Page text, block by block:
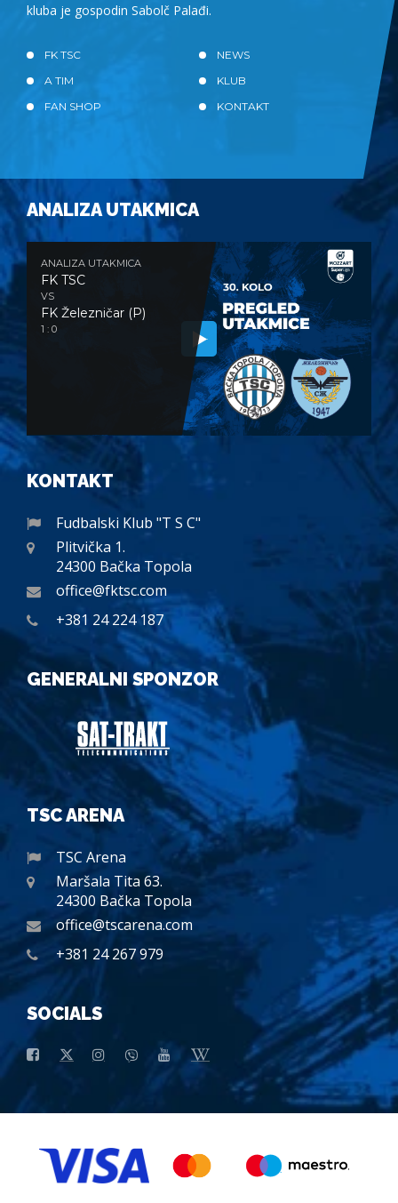
kluba je gospodin Sabolč Palađi.
FK TSC
NEWS
A TIM
KLUB
FAN SHOP
KONTAKT
ANALIZA UTAKMICA
ANALIZA UTAKMICA
FK TSC
VS
FK Železničar (P)
1 : 0
KONTAKT
Fudbalski Klub "T S C"
Plitvička 1.
24300 Bačka Topola
office@fktsc.com
+381 24 224 187
GENERALNI SPONZOR
TSC ARENA
TSC Arena
Maršala Tita 63.
24300 Bačka Topola
office@tscarena.com
+381 24 267 979
SOCIALS